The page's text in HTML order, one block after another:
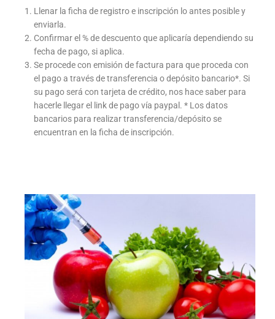
Llenar la ficha de registro e inscripción lo antes posible y
enviarla.
Confirmar el % de descuento que aplicaría dependiendo su
fecha de pago, si aplica.
Se procede con emisión de factura para que proceda con
el pago a través de transferencia o depósito bancario*. Si
su pago será con tarjeta de crédito, nos hace saber para
hacerle llegar el link de pago vía paypal. * Los datos
bancarios para realizar transferencia/depósito se
encuentran en la ficha de inscripción.